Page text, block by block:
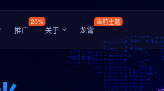
推广
20%
关于 龙霄
当前主题